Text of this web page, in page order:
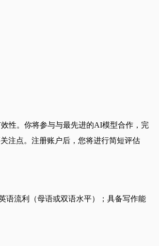
性。你将参与与最先进的AI模型合作，完
注点。注册账户后，您将进行简短评估
语流利（母语或双语水平）；具备写作能